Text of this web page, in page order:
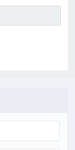
Написать сообщение